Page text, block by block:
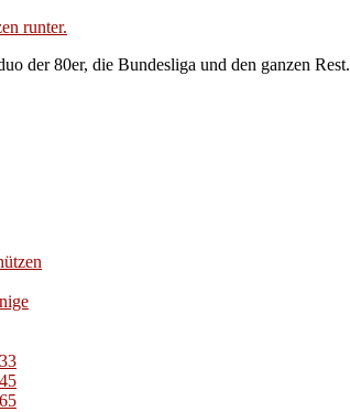
runter.
der 80er, die Bundesliga und den ganzen Rest.